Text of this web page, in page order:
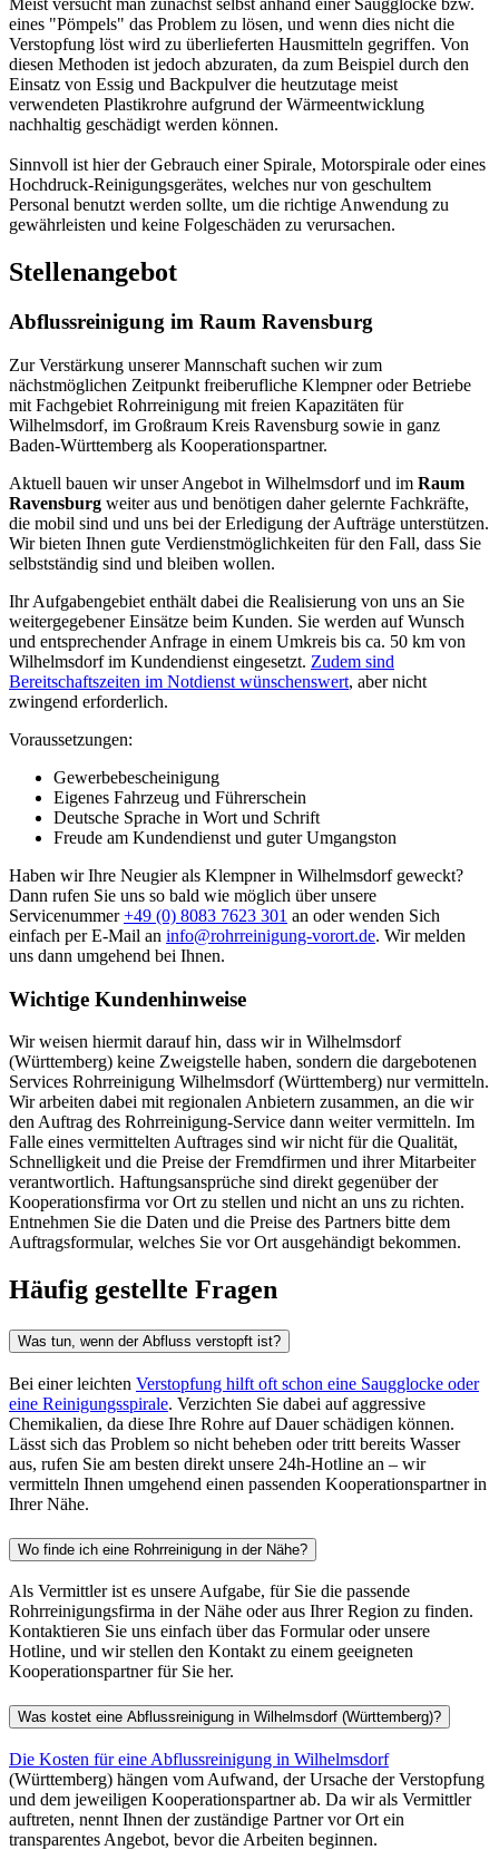
Meist versucht man zunächst selbst anhand einer Saugglocke bzw.
eines "Pömpels" das Problem zu lösen, und wenn dies nicht die
Verstopfung löst wird zu überlieferten Hausmitteln gegriffen. Von
diesen Methoden ist jedoch abzuraten, da zum Beispiel durch den
Einsatz von Essig und Backpulver die heutzutage meist
verwendeten Plastikrohre aufgrund der Wärmeentwicklung
nachhaltig geschädigt werden können.
Sinnvoll ist hier der Gebrauch einer Spirale, Motorspirale oder eines
Hochdruck-Reinigungsgerätes, welches nur von geschultem
Personal benutzt werden sollte, um die richtige Anwendung zu
gewährleisten und keine Folgeschäden zu verursachen.
Stellenangebot
Abflussreinigung im Raum Ravensburg
Zur Verstärkung unserer Mannschaft suchen wir zum
nächstmöglichen Zeitpunkt freiberufliche Klempner oder Betriebe
mit Fachgebiet Rohrreinigung mit freien Kapazitäten für
Wilhelmsdorf, im Großraum Kreis Ravensburg sowie in ganz
Baden-Württemberg als Kooperationspartner.
Aktuell bauen wir unser Angebot in Wilhelmsdorf und im Raum
Ravensburg weiter aus und benötigen daher gelernte Fachkräfte,
die mobil sind und uns bei der Erledigung der Aufträge unterstützen.
Wir bieten Ihnen gute Verdienstmöglichkeiten für den Fall, dass Sie
selbstständig sind und bleiben wollen.
Ihr Aufgabengebiet enthält dabei die Realisierung von uns an Sie
weitergegebener Einsätze beim Kunden. Sie werden auf Wunsch
und entsprechender Anfrage in einem Umkreis bis ca. 50 km von
Wilhelmsdorf im Kundendienst eingesetzt. Zudem sind
Bereitschaftszeiten im Notdienst wünschenswert, aber nicht
zwingend erforderlich.
Voraussetzungen:
Gewerbebescheinigung
Eigenes Fahrzeug und Führerschein
Deutsche Sprache in Wort und Schrift
Freude am Kundendienst und guter Umgangston
Haben wir Ihre Neugier als Klempner in Wilhelmsdorf geweckt?
Dann rufen Sie uns so bald wie möglich über unsere
Servicenummer+49 (0) 8083 7623 301 an oder wenden Sich
einfach per E-Mail an info@rohrreinigung-vorort.de. Wir melden
uns dann umgehend bei Ihnen.
Wichtige Kundenhinweise
Wir weisen hiermit darauf hin, dass wir in Wilhelmsdorf
(Württemberg) keine Zweigstelle haben, sondern die dargebotenen
Services Rohrreinigung Wilhelmsdorf (Württemberg) nur vermitteln.
Wir arbeiten dabei mit regionalen Anbietern zusammen, an die wir
den Auftrag des Rohrreinigung-Service dann weiter vermitteln. Im
Falle eines vermittelten Auftrages sind wir nicht für die Qualität,
Schnelligkeit und die Preise der Fremdfirmen und ihrer Mitarbeiter
verantwortlich. Haftungsansprüche sind direkt gegenüber der
Kooperationsfirma vor Ort zu stellen und nicht an uns zu richten.
Entnehmen Sie die Daten und die Preise des Partners bitte dem
Auftragsformular, welches Sie vor Ort ausgehändigt bekommen.
Häufig gestellte Fragen
Was tun, wenn der Abfluss verstopft ist?
Bei einer leichten Verstopfung hilft oft schon eine Saugglocke oder
eine Reinigungsspirale. Verzichten Sie dabei auf aggressive
Chemikalien, da diese Ihre Rohre auf Dauer schädigen können.
Lässt sich das Problem so nicht beheben oder tritt bereits Wasser
aus, rufen Sie am besten direkt unsere 24h-Hotline an – wir
vermitteln Ihnen umgehend einen passenden Kooperationspartner in
Ihrer Nähe.
Wo finde ich eine Rohrreinigung in der Nähe?
Als Vermittler ist es unsere Aufgabe, für Sie die passende
Rohrreinigungsfirma in der Nähe oder aus Ihrer Region zu finden.
Kontaktieren Sie uns einfach über das Formular oder unsere
Hotline, und wir stellen den Kontakt zu einem geeigneten
Kooperationspartner für Sie her.
Was kostet eine Abflussreinigung in Wilhelmsdorf (Württemberg)?
Die Kosten für eine Abflussreinigung in Wilhelmsdorf
(Württemberg) hängen vom Aufwand, der Ursache der Verstopfung
und dem jeweiligen Kooperationspartner ab. Da wir als Vermittler
auftreten, nennt Ihnen der zuständige Partner vor Ort ein
transparentes Angebot, bevor die Arbeiten beginnen.